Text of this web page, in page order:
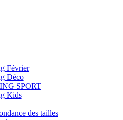
Février
Déco
SPORT
Kids
des tailles